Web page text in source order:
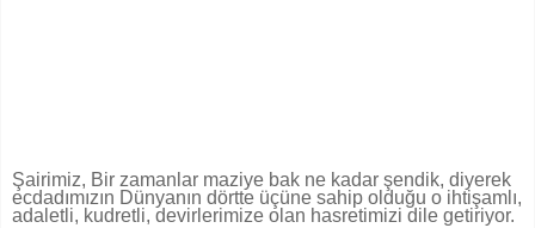
Şairimiz, Bir zamanlar maziye bak ne kadar şendik, diyerek
ecdadımızın Dünyanın dörtte üçüne sahip olduğu o ihtişamlı,
adaletli, kudretli, devirlerimize olan hasretimizi dile getiriyor.